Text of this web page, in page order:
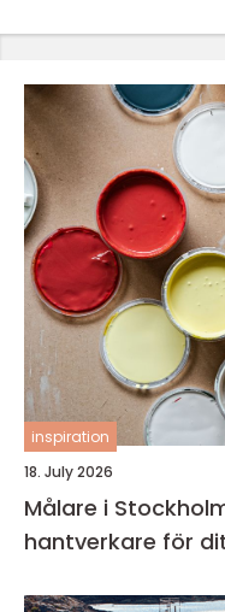
inspiration
18. July 2026
Målare i
hantverkare för